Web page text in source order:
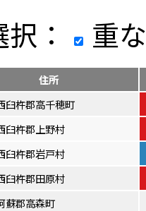
：
重
住所
臼杵郡高千穂町
臼杵郡上野村
臼杵郡岩戸村
臼杵郡田原村
蘇郡高森町